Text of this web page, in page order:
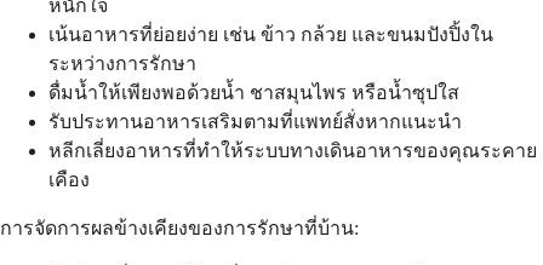
หนักใจ
เน้นอาหารที่ย่อยง่าย เช่น ข้าว กล้วย และขนมปังปิ้งใน
ระหว่างการรักษา
ดื่มน้ำให้เพียงพอด้วยน้ำ ชาสมุนไพร หรือน้ำซุปใส
รับประทานอาหารเสริมตามที่แพทย์สั่งหากแนะนำ
หลีกเลี่ยงอาหารที่ทำให้ระบบทางเดินอาหารของคุณระคาย
เคือง
การจัดการผลข้างเคียงของการรักษาที่บ้าน: